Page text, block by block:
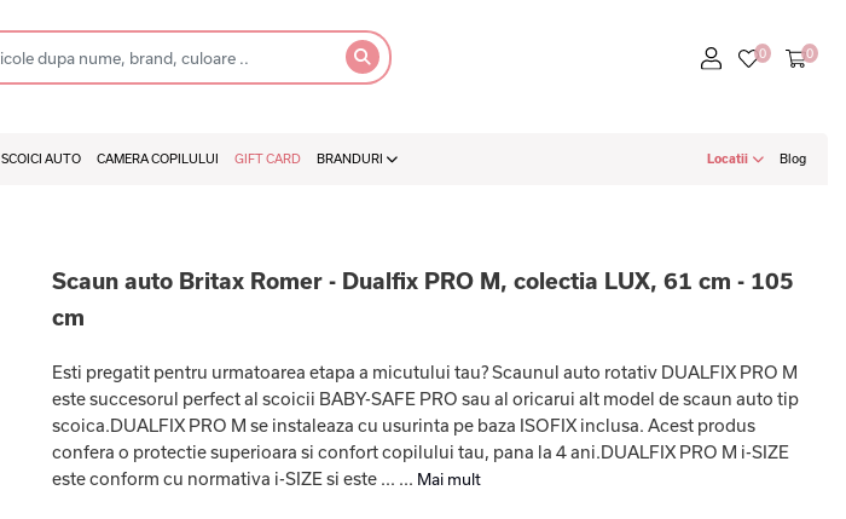
SCOICI AUTO CAMERA COPILULUI GIFT CARD BRANDURI Locatii Blog
Scaun auto Britax Romer - Dualfix PRO M, colectia LUX, 61 cm - 105
cm
Esti pregatit pentru urmatoarea etapa a micutului tau? Scaunul auto rotativ DUALFIX PRO M
este succesorul perfect al scoicii BABY-SAFE PRO sau al oricarui alt model de scaun auto tip
scoica.DUALFIX PRO M se instaleaza cu usurinta pe baza ISOFIX inclusa. Acest produs
confera o protectie superioara si confort copilului tau, pana la 4 ani.DUALFIX PRO M i-SIZE
este conform cu normativa i-SIZE si este ... ... Mai mult